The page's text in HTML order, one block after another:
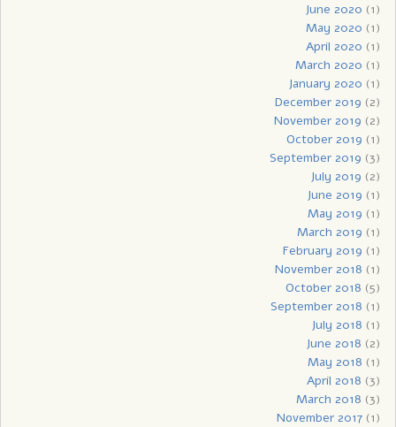
June 2020 (1)
May 2020 (1)
April 2020 (1)
March 2020 (1)
January 2020 (1)
December 2019 (2)
November 2019 (2)
October 2019 (1)
September 2019 (3)
July 2019 (2)
June 2019 (1)
May 2019 (1)
March 2019 (1)
February 2019 (1)
November 2018 (1)
October 2018 (5)
September 2018 (1)
July 2018 (1)
June 2018 (2)
May 2018 (1)
April 2018 (3)
March 2018 (3)
November 2017(1)